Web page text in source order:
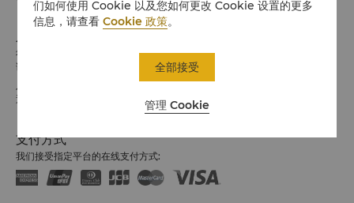
希望您入住愉快
请留意入住/退房时间:
退房时间：中午 12:00
支付方式
我们接受指定平台的在线支付方式:
们如何使用 Cookie 以及您如何更改 Cookie 设置的更多
信息，请查看Cookie 政策。
管理 Cookie
全部接受